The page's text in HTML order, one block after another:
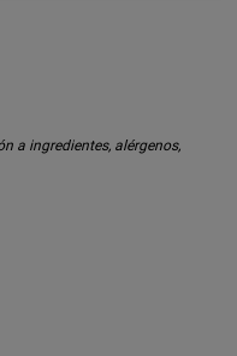
a ingredientes, alérgenos,